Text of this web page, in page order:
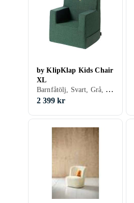
by KlipKlap Kids Chair
XL
Barnfåtölj, Svart, Grå, Brun, Blå, Orange, Guld, Grön, Wenge, Beige, Rosa, Trä
2 399 kr